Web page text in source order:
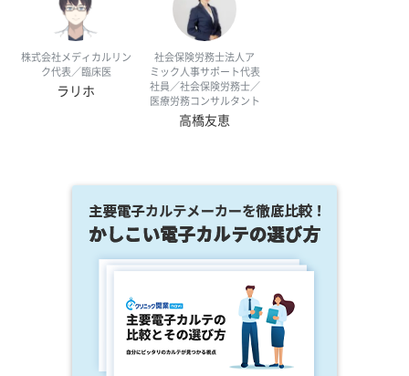
株式会社メディカルリン
ク代表／臨床医
ラリホ
社会保険労務士法人ア
ミック人事サポート代表
社員／社会保険労務士／
医療労務コンサルタント
高橋友恵